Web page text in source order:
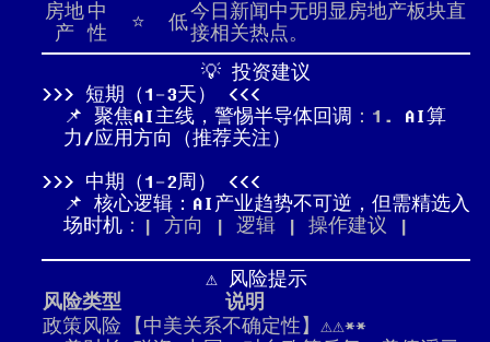
房地
产
中
性
⭐ 低今日新闻中无明显房地产板块直
接相关热点。
💡 投资建议
短期（1-3天）
📌 聚焦AI主线，警惕半导体回调 ：1. AI算
力/应用方向（推荐关注）
中期（1-2周）
📌 核心逻辑：AI产业趋势不可逆，但需精选入
场时机 ：| 方向 | 逻辑 | 操作建议 |
⚠️ 风险提示
风险类型
说明
政策风险
【中美关系不确定性】⚠️⚠️**